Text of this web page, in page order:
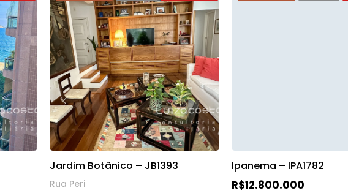
Jardim Botânico – JB1393
Rua Peri
Ipanema – IPA1782
R$12.800.000